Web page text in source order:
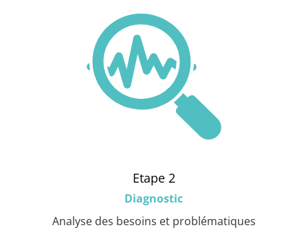
Etape 2
Diagnostic
Analyse des besoins et problématiques